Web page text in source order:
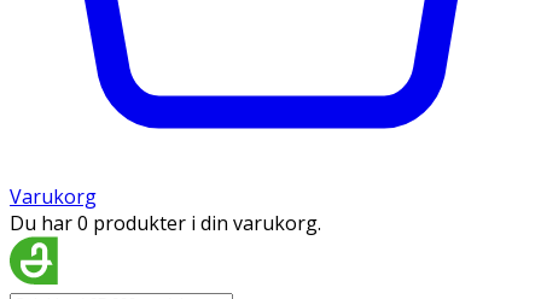
Varukorg
Du har 0 produkter i din varukorg.